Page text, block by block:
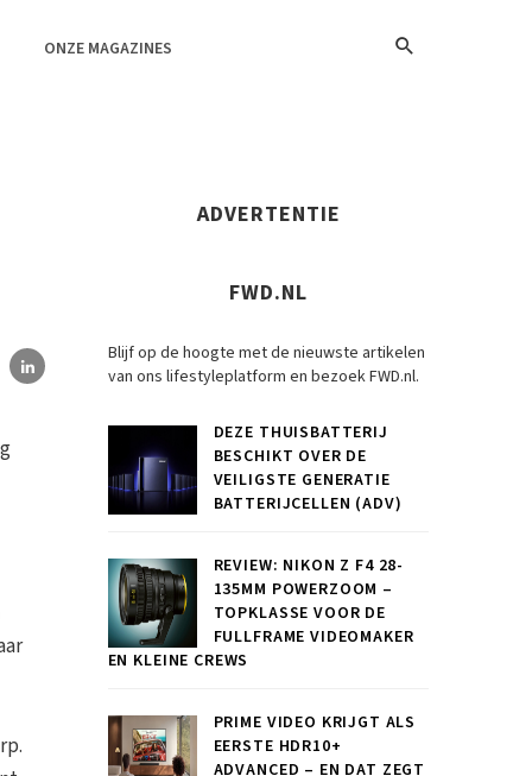
ONZE MAGAZINES
ADVERTENTIE
FWD.NL
Blijf op de hoogte met de nieuwste artikelen
van ons lifestyleplatform en bezoek FWD.nl.
DEZE THUISBATTERIJ
BESCHIKT OVER DE
VEILIGSTE GENERATIE
BATTERIJCELLEN (ADV)
REVIEW: NIKON Z F4 28-
135MM POWERZOOM –
TOPKLASSE VOOR DE
FULLFRAME VIDEOMAKER
EN KLEINE CREWS
PRIME VIDEO KRIJGT ALS
EERSTE HDR10+
ADVANCED – EN DAT ZEGT